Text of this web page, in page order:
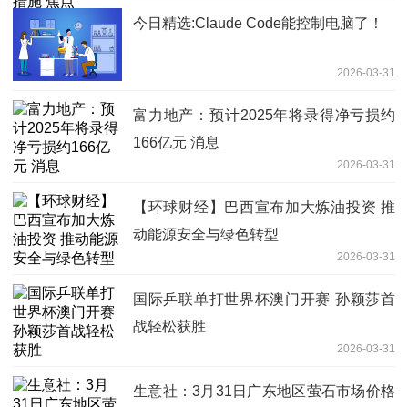
今日精选:Claude Code能控制电脑了！
2026-03-31
富力地产：预计2025年将录得净亏损约
166亿元 消息
2026-03-31
【环球财经】巴西宣布加大炼油投资 推
动能源安全与绿色转型
2026-03-31
国际乒联单打世界杯澳门开赛 孙颖莎首
战轻松获胜
2026-03-31
生意社：3月31日广东地区萤石市场价格